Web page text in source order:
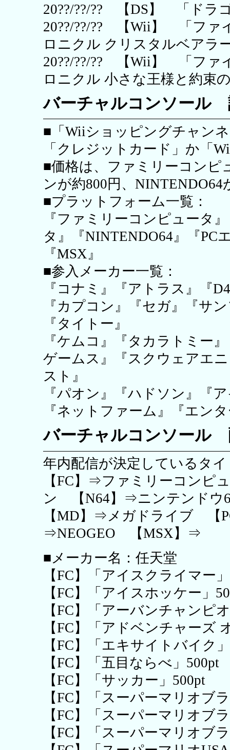
20??/??/?? 【DS】 「ドラ
20??/??/?? 【Wii】 「ファ
ロニクル クリスタルベアラ
20??/??/?? 【Wii】 「ファ
ロニクル 小さな王様と約束
バーチャルコンソール
■「Wiiショッピングチャン
「クレジットカード」か「
■価格は、ファミリーコンピ
ンが約800円、
■プラットフォーム一覧：
『ファミリーコンピュータ
タ』『NINTENDO64』『PC
『MSX』
■参入メーカー一覧：
『コナミ』『アトラス』『
『カプコン』『セガ』『サ
『タイトー』
『ケムコ』『タカラトミー
ゲームス』『スクウェアエ
スト』
『パオン』『ハドソン』『
『ネットファーム』『エン
バーチャルコンソール
年内配信が決定しているタ
【FC】⇒ファミリーコンピ
ン 【N64】⇒ニンテンドウ
【MD】⇒メガドライブ 【
⇒NEOGEO 【MSX】⇒
■メーカー名：任天堂
【FC】「アイスクライマー
【FC】「アイスホッケー」
【FC】「アーバンチャンピ
【FC】「アドベンチャーズ
【FC】「エキサイトバイク
【FC】「五目ならべ」500pt
【FC】「サッカー」500pt
【FC】「スーパーマリオブ
【FC】「スーパーマリオブ
【FC】「スーパーマリオブ